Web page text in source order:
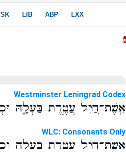
Westminster Leningrad Codex
אֵֽשֶׁת־חַ֭יִל עֲטֶ֣רֶת בַּעְלָ֑הּ
WLC: Consonants Only
אשת־חיל עטרת בעלה